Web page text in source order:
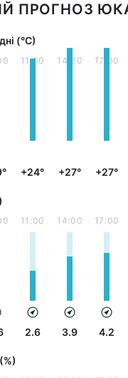
ПРОГНОЗ
(°С)
11:00
+24°
14:00
+27°
17:00
+27°
11:00
2.6
14:00
3.9
17:00
4.2